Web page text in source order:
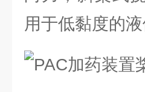
用于低黏度的